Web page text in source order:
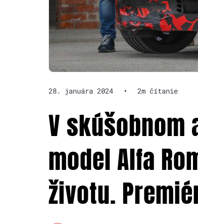
28. januára 2024 • 2m čítanie
V skúšobnom
model Alfa
životu.